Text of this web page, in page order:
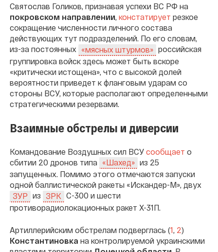
Святослав Голиков, признавая успехи ВС РФ на
покровском направлении, констатирует резкое
сокращение численности личного состава
действующих тут подразделений. По его словам,
из-за постоянных
«мясных штурмов» российская
группировка войск здесь может быть вскоре
«критически истощена», что с высокой долей
вероятности приведет к фланговым ударам со
стороны ВСУ, которые располагают определенными
стратегическими резервами.
Взаимные обстрелы и диверсии
Командование Воздушных сил ВСУ сообщает о
сбитии 20 дронов типа
«Шахед» из 25
запущенных. Помимо этого отмечаются запуски
одной баллистической ракеты «Искандер-М», двух
ЗУР из ЗРК С-300 и шести
противорадиолокационных ракет Х-31П.
Артиллерийским обстрелам подверглась (1, 2)
Константиновка на контролируемой украинскими